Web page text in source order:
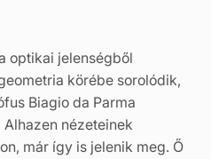
optikai jelenségből
körébe sorolódik,
Biagio da Parma
nézeteinek
már így is jelenik meg. Ő